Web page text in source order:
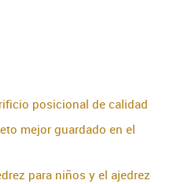
posicional de calidad
mejor guardado en el
para niños y el ajedrez